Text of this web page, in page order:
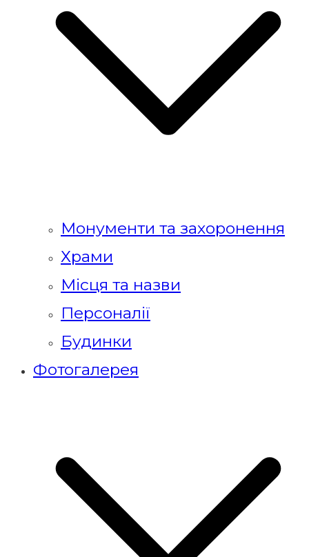
Монументи та захоронення
Храми
Місця та назви
Персоналії
Будинки
Фотогалерея